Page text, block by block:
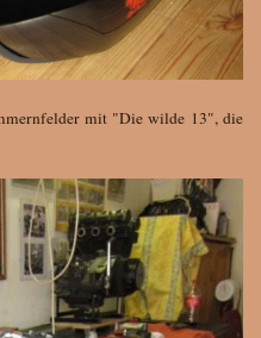
mit "Die wilde 13", die